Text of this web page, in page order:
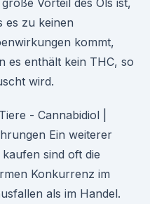
Vorteil des Öls ist,
es zu keinen
kommt,
es enthält kein THC, so
wird.
- Cannabidiol |
Ein weiterer
sind oft die
Konkurrenz im
als im Handel.